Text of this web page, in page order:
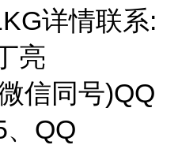
详情联系:
亮
信同号)QQ
QQ